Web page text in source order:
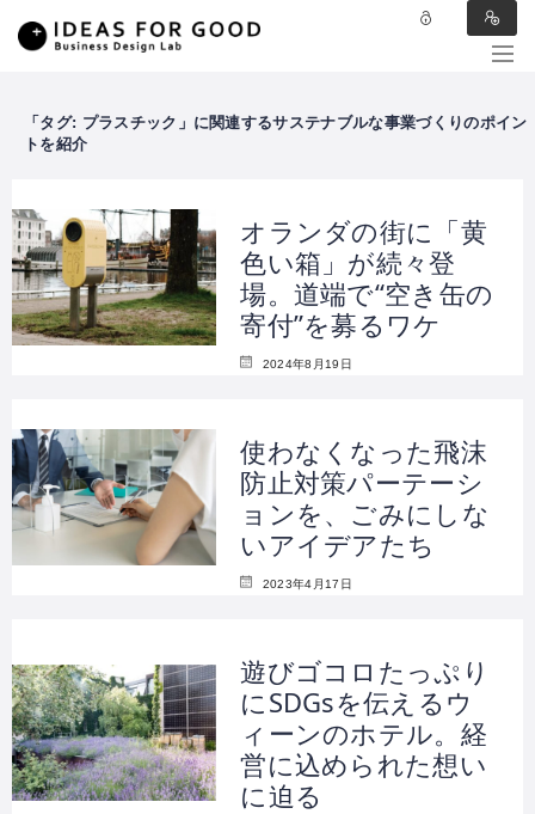
タグ: プラスチック
オランダの街に「黄
色い箱」が続々登
場。道端で“空き缶の
寄付”を募るワケ
2024年8月19日
使わなくなった飛沫
防止対策パーテーシ
ョンを、ごみにしな
いアイデアたち
2023年4月17日
遊びゴコロたっぷり
にSDGsを伝えるウ
ィーンのホテル。経
営に込められた想い
に迫る